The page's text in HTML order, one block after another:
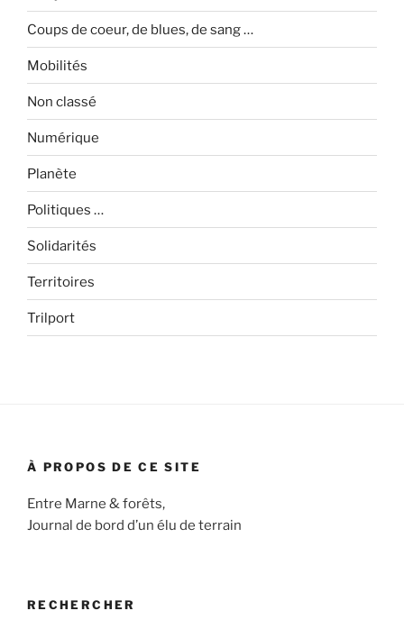
Coups de coeur, de blues, de sang …
Mobilités
Non classé
Numérique
Planète
Politiques …
Solidarités
Territoires
Trilport
À PROPOS DE CE SITE
Entre Marne & forêts,
Journal de bord d’un élu de terrain
RECHERCHER